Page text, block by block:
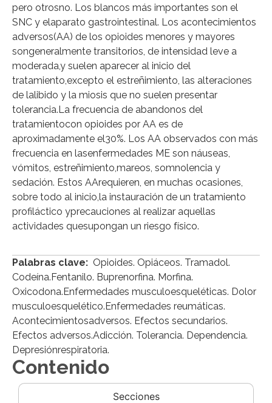
pero otrosno. Los blancos más importantes son el
SNC y elaparato gastrointestinal. Los acontecimientos
adversos(AA) de los opioides menores y mayores
songeneralmente transitorios, de intensidad leve a
moderada,y suelen aparecer al inicio del
tratamiento,excepto el estreñimiento, las alteraciones
de lalibido y la miosis que no suelen presentar
tolerancia.La frecuencia de abandonos del
tratamientocon opioides por AA es de
aproximadamente el30%. Los AA observados con más
frecuencia en lasenfermedades ME son náuseas,
vómitos, estreñimiento,mareos, somnolencia y
sedación. Estos AArequieren, en muchas ocasiones,
sobre todo al inicio,la instauración de un tratamiento
profiláctico yprecauciones al realizar aquellas
actividades quesupongan un riesgo físico.
Palabras clave: Opioides. Opiáceos. Tramadol.
Codeína.Fentanilo. Buprenorfina. Morfina.
Oxicodona.Enfermedades musculoesqueléticas. Dolor
musculoesquelético.Enfermedades reumáticas.
Acontecimientosadversos. Efectos secundarios.
Efectos adversos.Adicción. Tolerancia. Dependencia.
Depresiónrespiratoria.
Contenido
Secciones